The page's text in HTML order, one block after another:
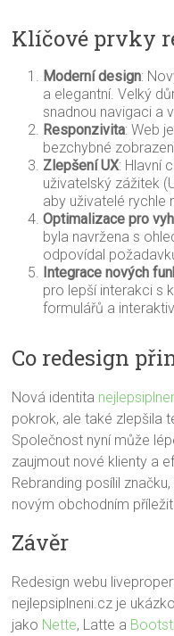
Klíčové prvky
Moderní design:
a elegantní. Velký
snadnou navigaci a
Responzivita: Web
bezchybné
Zlepšení UX: Hlavní
uživatelský zážitek
aby uživatelé rychle
Optimalizace pro
byla navržena s
odpovídal
Integrace nových
pro lepší interakci s
formulářů a
Co redesign
Nová identita
pokrok, ale také zlepšila
Společnost nyní může
zaujmout nové klienty a
Rebranding posílil
novým obchodním
Závěr
Redesign webu
nejlepsiplneni.cz je
jako Nette, Latte a